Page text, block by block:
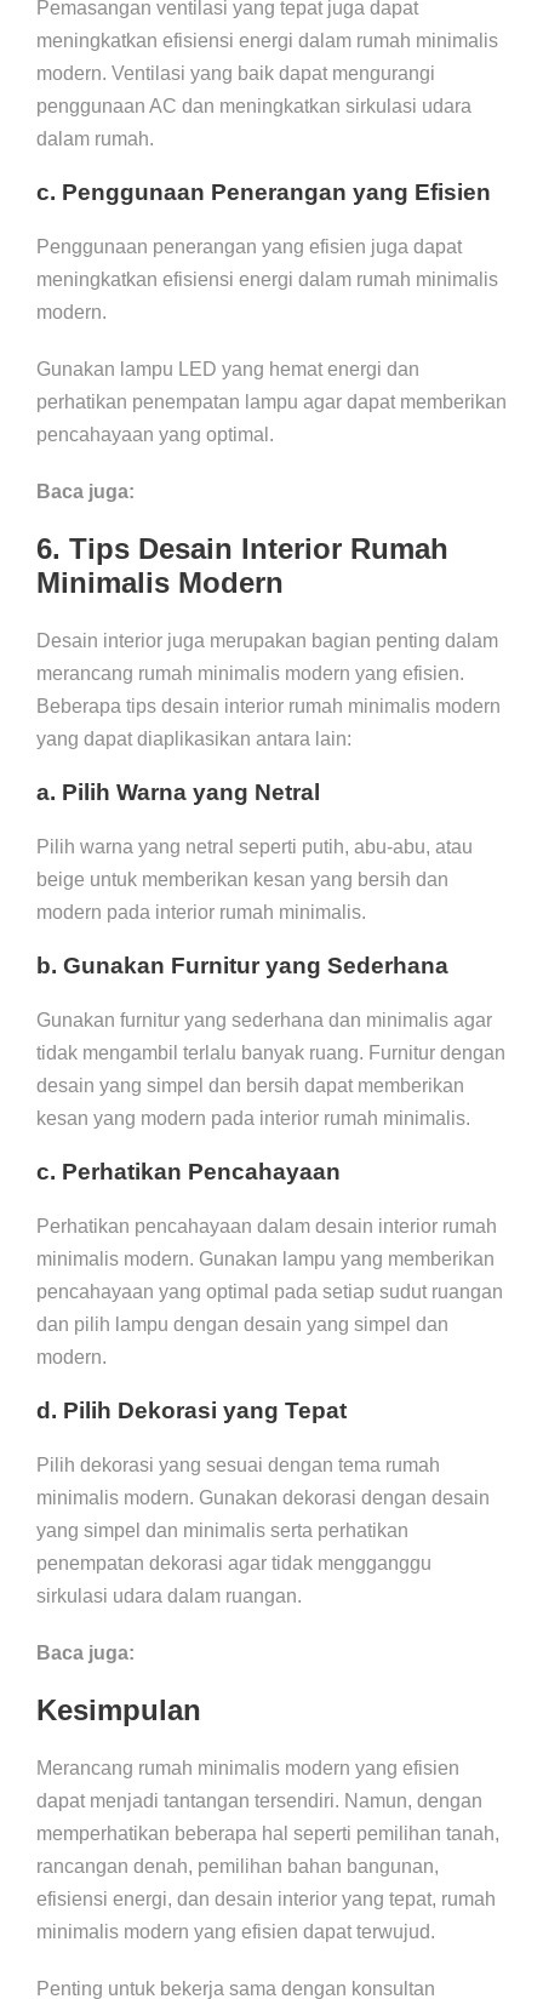
Pemasangan ventilasi yang tepat juga dapat
meningkatkan efisiensi energi dalam rumah minimalis
modern. Ventilasi yang baik dapat mengurangi
penggunaan AC dan meningkatkan sirkulasi udara
dalam rumah.
c. Penggunaan Penerangan yang Efisien
Penggunaan penerangan yang efisien juga dapat
meningkatkan efisiensi energi dalam rumah minimalis
modern.
Gunakan lampu LED yang hemat energi dan
perhatikan penempatan lampu agar dapat memberikan
pencahayaan yang optimal.
Baca juga:
6. Tips Desain Interior Rumah
Minimalis Modern
Desain interior juga merupakan bagian penting dalam
merancang rumah minimalis modern yang efisien.
Beberapa tips desain interior rumah minimalis modern
yang dapat diaplikasikan antara lain:
a. Pilih Warna yang Netral
Pilih warna yang netral seperti putih, abu-abu, atau
beige untuk memberikan kesan yang bersih dan
modern pada interior rumah minimalis.
b. Gunakan Furnitur yang Sederhana
Gunakan furnitur yang sederhana dan minimalis agar
tidak mengambil terlalu banyak ruang. Furnitur dengan
desain yang simpel dan bersih dapat memberikan
kesan yang modern pada interior rumah minimalis.
c. Perhatikan Pencahayaan
Perhatikan pencahayaan dalam desain interior rumah
minimalis modern. Gunakan lampu yang memberikan
pencahayaan yang optimal pada setiap sudut ruangan
dan pilih lampu dengan desain yang simpel dan
modern.
d. Pilih Dekorasi yang Tepat
Pilih dekorasi yang sesuai dengan tema rumah
minimalis modern. Gunakan dekorasi dengan desain
yang simpel dan minimalis serta perhatikan
penempatan dekorasi agar tidak mengganggu
sirkulasi udara dalam ruangan.
Baca juga:
Kesimpulan
Merancang rumah minimalis modern yang efisien
dapat menjadi tantangan tersendiri. Namun, dengan
memperhatikan beberapa hal seperti pemilihan tanah,
rancangan denah, pemilihan bahan bangunan,
efisiensi energi, dan desain interior yang tepat, rumah
minimalis modern yang efisien dapat terwujud.
Penting untuk bekerja sama dengan konsultan